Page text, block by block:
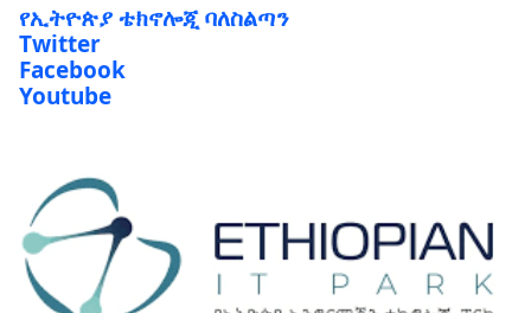
የኢትዮጵያ ቴክኖሎጂ ባለስልጣን
Twitter
Facebook
Youtube